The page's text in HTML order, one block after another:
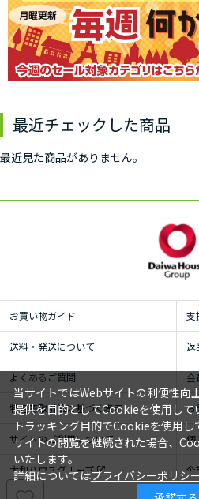
最近チェックした商品
最近見た商品がありません。
お買い物ガイド 支
送料・発送について 返
よくあるご質問 会
特定商取引法に基づく表示 お
サイトのご利用について 個
大和ハウスグループ 企
当サイトではWebサイトの利便性向
提供を目的としてCookieを使用して
トラッキング目的でCookieを使用し
サイトの閲覧を継続された場合、
いたします。
詳細についてはプライバシーポリシ